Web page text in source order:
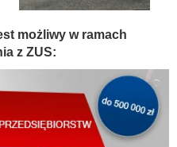
możliwy w ramach
z ZUS: